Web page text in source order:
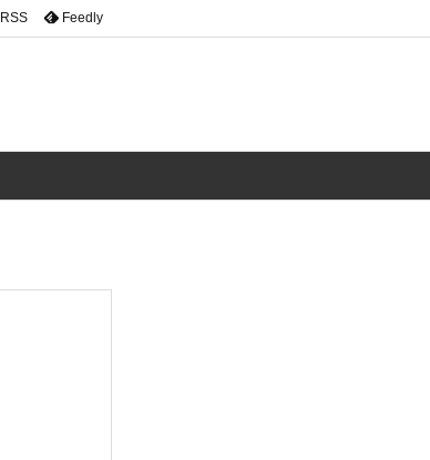
RSS Feedly